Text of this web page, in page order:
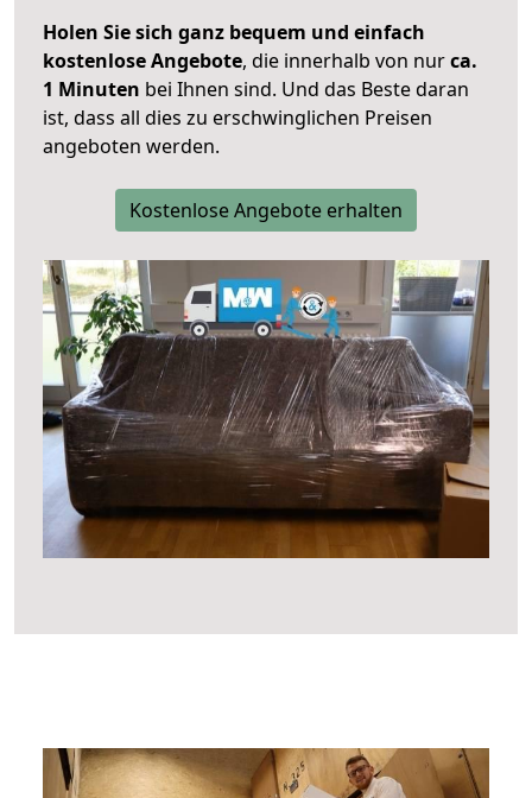
Holen Sie sich ganz bequem und einfach
kostenlose Angebote, die innerhalb von nurca.
1 Minuten bei Ihnen sind. Und das Beste daran
ist, dass all dies zu erschwinglichen Preisen
angeboten werden.
Kostenlose Angebote erhalten